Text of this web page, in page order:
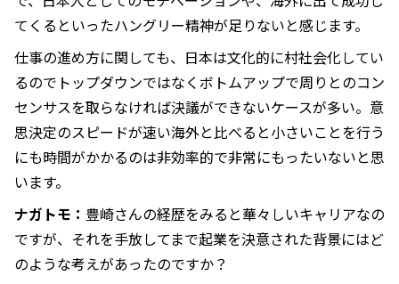
てくるといったハングリー精神が足りないと感じます。
仕事の進め方に関しても、日本は文化的に村社会化してい
るのでトップダウンではなくボトムアップで周りとのコン
センサスを取らなければ決議ができないケースが多い。意
思決定のスピードが速い海外と比べると小さいことを行う
にも時間がかかるのは非効率的で非常にもったいないと思
います。
ナガトモ： 豊崎さんの経歴をみると華々しいキャリアなの
ですが、それを手放してまで起業を決意された背景にはど
のような考えがあったのですか？